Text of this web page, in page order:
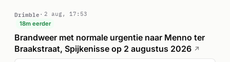
Drimble
2 aug, 17:53
18m eerder
Brandweer met normale urgentie naar Menno ter
Braakstraat, Spijkenisse op 2 augustus 2026 ↗